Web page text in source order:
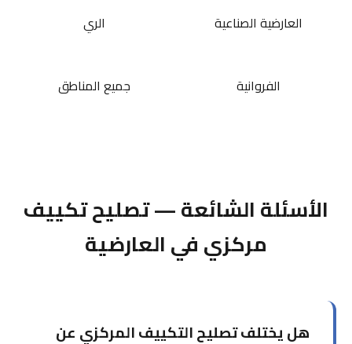
العارضية الصناعية الري
الفروانية جميع المناطق
الأسئلة الشائعة — تصليح تكييف
مركزي في العارضية
هل يختلف تصليح التكييف المركزي عن